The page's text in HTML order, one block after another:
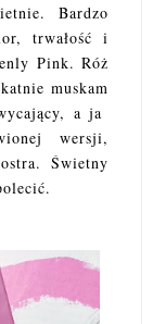
Bardzo
trwałość i
Pink. Róż
muskam
a ja
wersji,
Świetny